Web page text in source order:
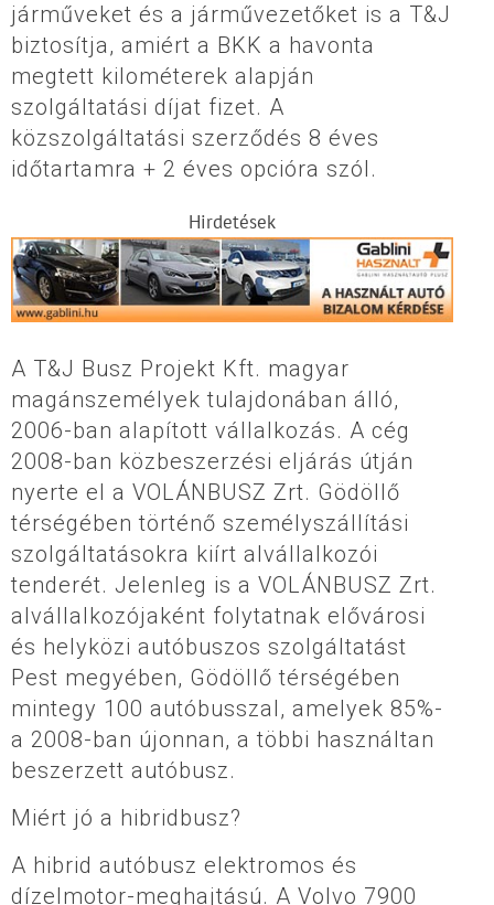
járműveket és a járművezetőket is a T&J
biztosítja, amiért a BKK a havonta
megtett kilométerek alapján
szolgáltatási díjat fizet. A
közszolgáltatási szerződés 8 éves
időtartamra + 2 éves opcióra szól.
Hirdetések
A T&J Busz Projekt Kft. magyar
magánszemélyek tulajdonában álló,
2006-ban alapított vállalkozás. A cég
2008-ban közbeszerzési eljárás útján
nyerte el a VOLÁNBUSZ Zrt. Gödöllő
térségében történő személyszállítási
szolgáltatásokra kiírt alvállalkozói
tenderét. Jelenleg is a VOLÁNBUSZ Zrt.
alvállalkozójaként folytatnak elővárosi
és helyközi autóbuszos szolgáltatást
Pest megyében, Gödöllő térségében
mintegy 100 autóbusszal, amelyek 85%-
a 2008-ban újonnan, a többi használtan
beszerzett autóbusz.
Miért jó a hibridbusz?
A hibrid autóbusz elektromos és
dízelmotor-meghajtású. A Volvo 7900